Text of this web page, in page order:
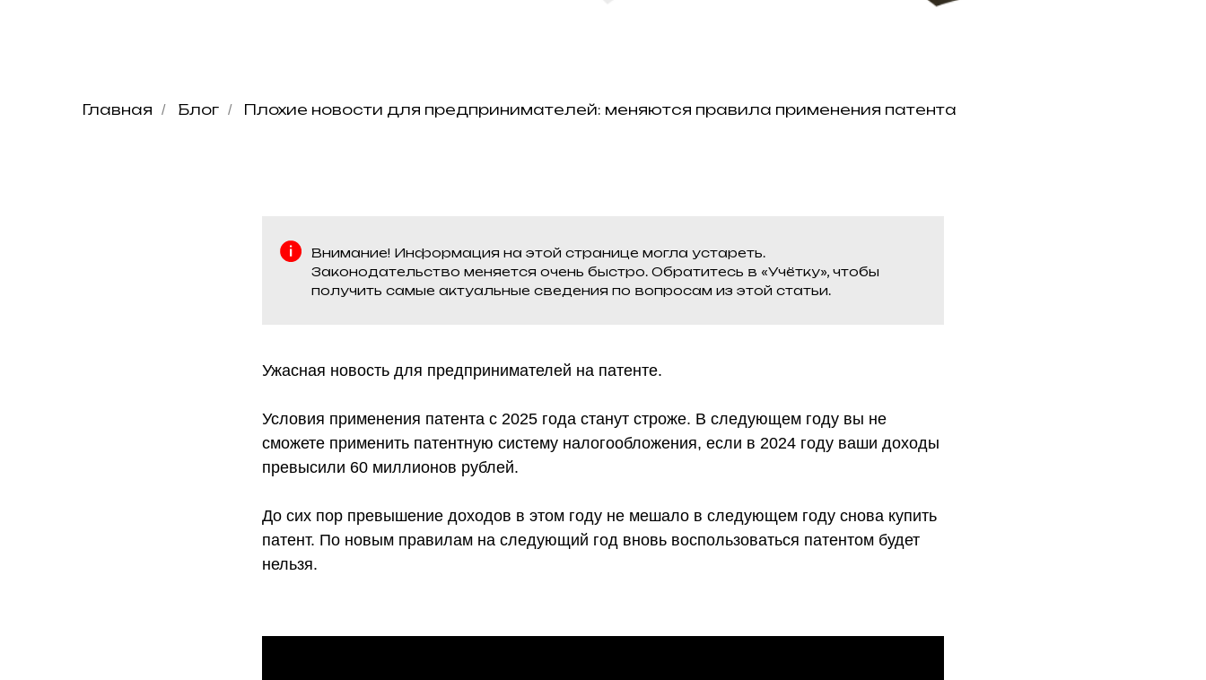
Главная / Блог / Плохие новости для предпринимателей: меняются правила применения патента
Внимание! Информация на этой странице могла устареть.
Законодательство меняется очень быстро. Обратитесь в «Учётку», чтобы
получить самые актуальные сведения по вопросам из этой статьи.
Ужасная новость для предпринимателей на патенте.
Условия применения патента с 2025 года станут строже. В следующем году вы не
сможете применить патентную систему налогообложения, если в 2024 году ваши доходы
превысили 60 миллионов рублей.
До сих пор превышение доходов в этом году не мешало в следующем году снова купить
патент. По новым правилам на следующий год вновь воспользоваться патентом будет
нельзя.